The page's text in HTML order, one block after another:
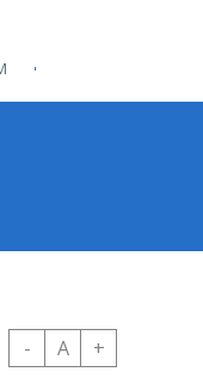
- A +